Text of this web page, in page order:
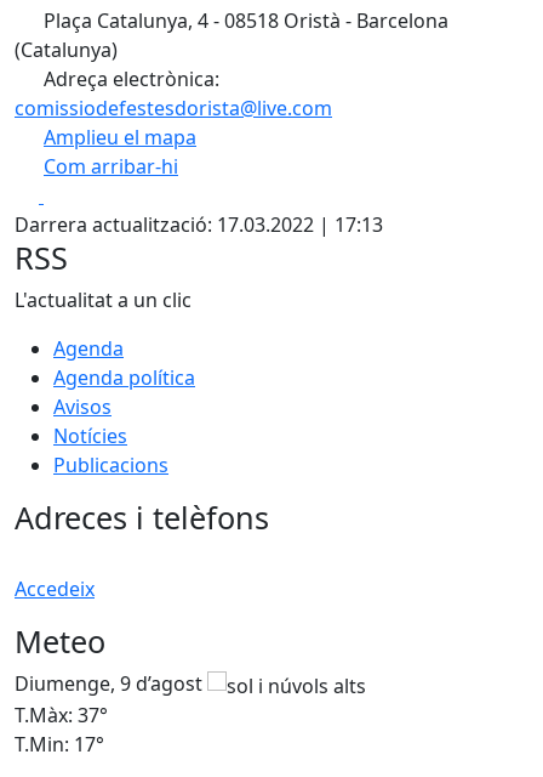
Plaça Catalunya, 4 - 08518 Oristà - Barcelona
(Catalunya)
Adreça electrònica:
comissiodefestesdorista@live.com
Amplieu el mapa
Com arribar-hi
+
−
Darrera actualització: 17.03.2022 | 17:13
RSS
L'actualitat a un clic
Agenda
Agenda política
Avisos
Notícies
Publicacions
Adreces i telèfons
Accedeix
Meteo
Diumenge, 9 d’agost
T.Màx: 37°
T.Min: 17°